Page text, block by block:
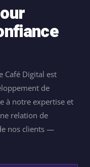
Café Digital est
de
à notre expertise et
relation de
nos clients —